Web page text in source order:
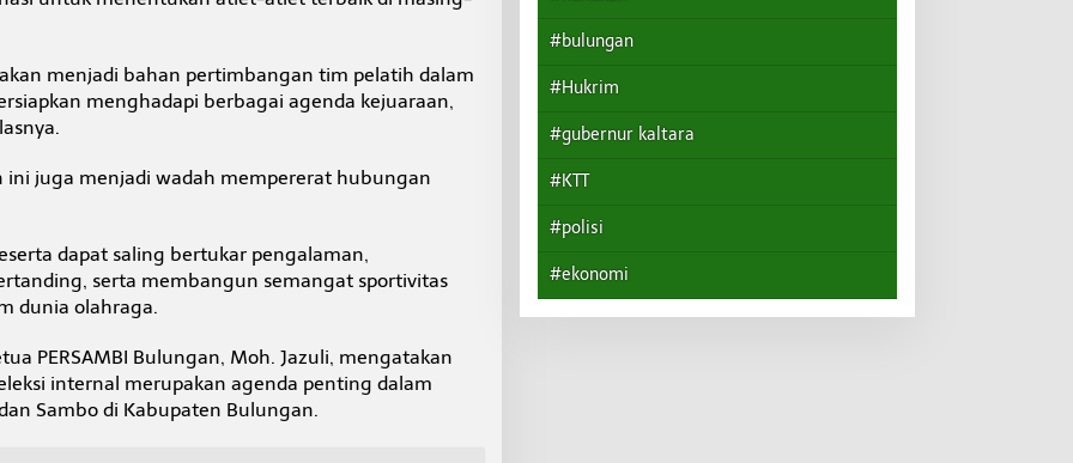
menjadi bahan pertimbangan tim pelatih dalam
menghadapi berbagai agenda kejuaraan,
ini juga menjadi wadah mempererat hubungan
dapat saling bertukar pengalaman,
serta membangun semangat sportivitas
dunia olahraga.
PERSAMBI Bulungan, Moh. Jazuli, mengatakan
internal merupakan agenda penting dalam
Sambo di Kabupaten Bulungan.
#bulungan
#Hukrim
#gubernur kaltara
#KTT
#polisi
#ekonomi